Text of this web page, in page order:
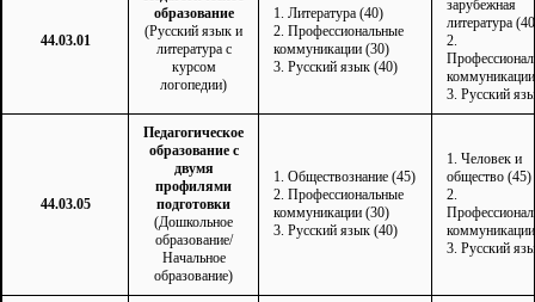
44.03.01
образование
(Русский язык и
литература с
курсом
логопедии)
1. Литература (40)
2. Профессиональные
коммуникации (30)
3. Русский язык (40)
зарубежная
литература
2.
3. Русский
44.03.05
Педагогическое
образование с
двумя
профилями
подготовки
(Дошкольное
образование/
Начальное
образование)
1. Обществознание (45)
2. Профессиональные
коммуникации (30)
3. Русский язык (40)
1. Человек и
общество (45)
2.
3. Русский